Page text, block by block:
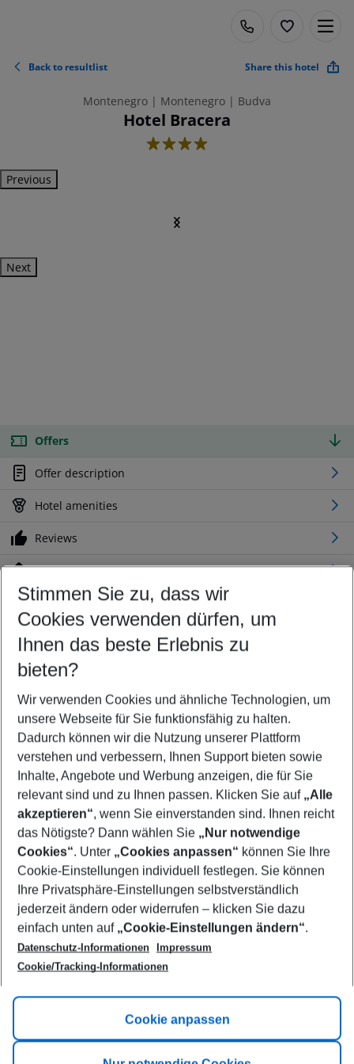
Back to resultlist Share this hotel
Montenegro | Montenegro | Budva
Hotel Bracera
4
Previous
Next
Offers
Offer description
Hotel amenities
Reviews
Location
Customize your offer
Find the perfect deal which suits your best
Your departure airport
Any airport
Select your date range
10/08/26–08/08/27 5-8 nights
Who will travel
2 adults No children
Show more filter
Footer
Footer navigation
Title A
Link A
Stimmen Sie zu, dass wir
Cookies verwenden dürfen, um
Ihnen das beste Erlebnis zu
bieten?
Wir verwenden Cookies und ähnliche Technologien, um
unsere Webseite für Sie funktionsfähig zu halten.
Dadurch können wir die Nutzung unserer Plattform
verstehen und verbessern, Ihnen Support bieten sowie
Inhalte, Angebote und Werbung anzeigen, die für Sie
relevant sind und zu Ihnen passen. Klicken Sie auf „Alle
akzeptieren“, wenn Sie einverstanden sind. Ihnen reicht
das Nötigste? Dann wählen Sie „Nur notwendige
Cookies“. Unter „Cookies anpassen“ können Sie Ihre
Cookie-Einstellungen individuell festlegen. Sie können
Ihre Privatsphäre-Einstellungen selbstverständlich
jederzeit ändern oder widerrufen – klicken Sie dazu
einfach unten auf „Cookie-Einstellungen ändern“.
Datenschutz-Informationen
Impressum
Cookie/Tracking-Informationen
Cookie anpassen